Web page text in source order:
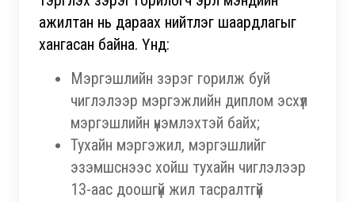
ажилтан нь дараах нийтлэг шаардлагыг
хангасан байна. Үүнд:
Мэргэшлийн зэрэг горилж буй
чиглэлээр мэргэжлийн диплом эсхүл
мэргэшлийн үнэмлэхтэй байх;
Тухайн мэргэжил, мэргэшлийг
эзэмшснээс хойш тухайн чиглэлээр
13-аас доошгүй жил тасралтгүй